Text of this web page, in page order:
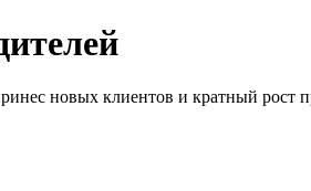
новых клиентов и кратный рост